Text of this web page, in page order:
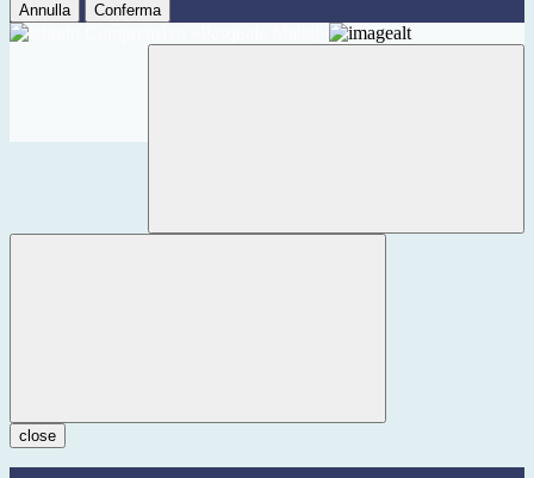
Annulla Conferma
close